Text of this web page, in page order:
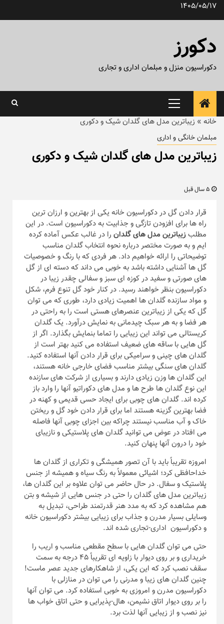
پرش1405/05/17
دکورز
دکوراسیون منزل و مبلمان اداری و تجاری
منوی
اصلی
خانه » زیباترین مدل های گلدان شیک و دکوری
مبلمان خانگی و اداری
زیباترین مدل های گلدان شیک و دکوری
قرار دادن گل در دکوراسیون خانه یکی از بهترین و ارزان ترین
راه ها برای افزودن تازگی و جذابیت به دکوراسیون است. در این
مطلبزیباترین مدل های گلدان را در غالب عکس آماده کرده
ایم و به صورت مختصر درباره نحوه انتخاب گلدان مناسب
توضیحاتی را ارائه خواهیم داد. هر فردی که با رنگ و خصوصیات
گل ها آشنایی داشته باشد به خوبی می داند که دسته ای از گل
های صورتی و سفید در کوزه ای سبز و سفالی چقدر زیبا در
دکوراسیون بنظر خواهند رسید. در کنار خود گل تنوع فرم، شکل
و مواد سازنده گلدان ها اهمیت زیادی دارد، طوری که می توان
گل که یکی از زیباترین عنصرهای هستی است را به راحتی در
هر فضا و به هر سبک چیدمانی به نمایش درآورد. یک گلدان
کریستالی می تواند این زیبایی را تماما بنمایش بگذارد. اگر از
گل هایی با ساقه های ضعیف استفاده می کنید بهتر است از
گلدان های چینی و سرامیکی برای قرار دادن آنها استفاده کنید.
گلدان های سنگی بیشتر مناسب فضای خارجی خانه هستند،
این گلدان ها وزن زیادی دارند و بسیاری از شرکت های سازنده
این نوع گلدان ها طرح ها و مدل های دکوراتیو آنها را وارد باز
کرده اند. گلدان های چوبی برای ایجاد حسی قدیمی و کهنه در
فضا بهترین گزینه هستند اما برای قرار دادن خود گل و ریختن
خاک و آب مناسب نیستند چراکه بین اجزای چوبی آنها فاصله
می افتاد در عوض می توانید گلدان های پلاستیکی و نازیبای
خود را درون آنها پنهان کنید.
امروزه تقریباً باید با آن تصور همیشگی و تکراری از گلدان ها
خداحافظی کرد؛ اشیائی معمولاً به رنگ سیاه و همیشه از جنس
پلاستیک و سفال. در حال حاضر می توان علاوه بر این گلدان ها،
زیباترین مدل های گلدان را حتی در جنس هایی از شیشه و بتن
هم مشاهده کرد که به مدد هنر قدرتمند طراحی، تبدیل به
وسایلی بسیار مدرن و جذاب برای زیبایی بیشتر دکوراسیون خانه
و دکوراسیون اداری-تجاری شده اند.
حتی می توان گلدان هایی با سطح مقطعی مناسب و اریب را
خریداری و بر روی دیوار با زاویه ای تقریباً ۴۵ درجه به سمت
سقف نصب کرد که این یکی، از شاهکارهای جدید عصر ماست!
چنین گلدان های زیبا و مدرنی را می توان در منازلی با
دکوراسیون مدرن و امروزی به خوبی استفاده کرد. می توان آنها
را بر روی دیوار اتاق نشیمن، هال-پذیرایی و حتی اتاق خواب ها
نیز نصب و از زیبایی آنها لذت برد.